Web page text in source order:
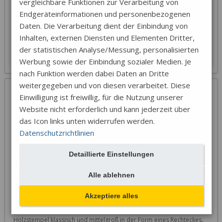
12,62 € exkl. MwSt.
erreichbar: vorrätig
Holzstempel - Rechteck 65x10
65 mm x 10 mm
Holzstempel klassisch und mittelgroß in der Form eines Rechteckes.
vergleichbare Funktionen zur Verarbeitung von
Endgeräteinformationen und personenbezogenen
Daten. Die Verarbeitung dient der Einbindung von
Inhalten, externen Diensten und Elementen Dritter,
der statistischen Analyse/Messung, personalisierten
Werbung sowie der Einbindung sozialer Medien. Je
nach Funktion werden dabei Daten an Dritte
weitergegeben und von diesen verarbeitet. Diese
Einwilligung ist freiwillig, für die Nutzung unserer
Website nicht erforderlich und kann jederzeit über
das Icon links unten widerrufen werden.
Datenschutzrichtlinien
Detaillierte Einstellungen
Alle ablehnen
Akzeptiere alles
Funktion